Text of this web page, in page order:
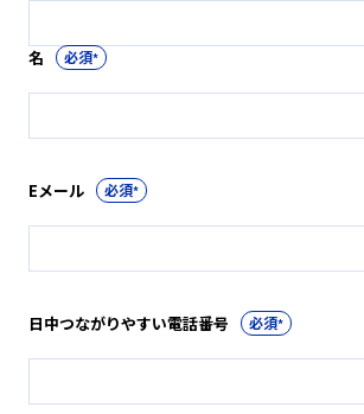
名 *
Eメール *
日中つながりやすい電話番号 *